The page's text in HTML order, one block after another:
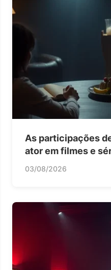
As participações
ator em filmes e
03/08/2026